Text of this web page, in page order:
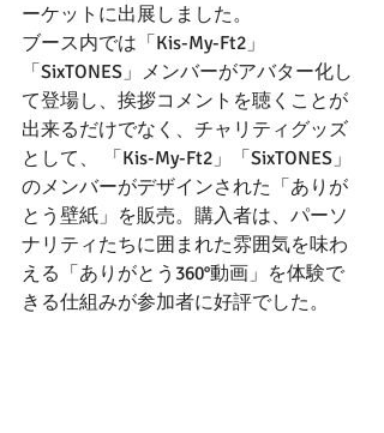
ーケットに出展しました。
ブース内では「Kis-My-Ft2」
「SixTONES」メンバーがアバター化し
て登場し、挨拶コメントを聴くことが
出来るだけでなく、チャリティグッズ
として、 「Kis-My-Ft2」「SixTONES」
のメンバーがデザインされた「ありが
とう壁紙」を販売。購入者は、パーソ
ナリティたちに囲まれた雰囲気を味わ
える「ありがとう360°動画」を体験で
きる仕組みが参加者に好評でした。